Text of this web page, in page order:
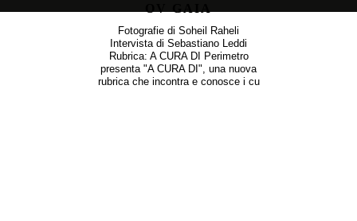
Fotografie di Soheil Raheli
Intervista di Sebastiano Leddi
Rubrica: A CURA DI Perimetro
presenta "A CURA DI", una nuova
rubrica che incontra e conosce i cu